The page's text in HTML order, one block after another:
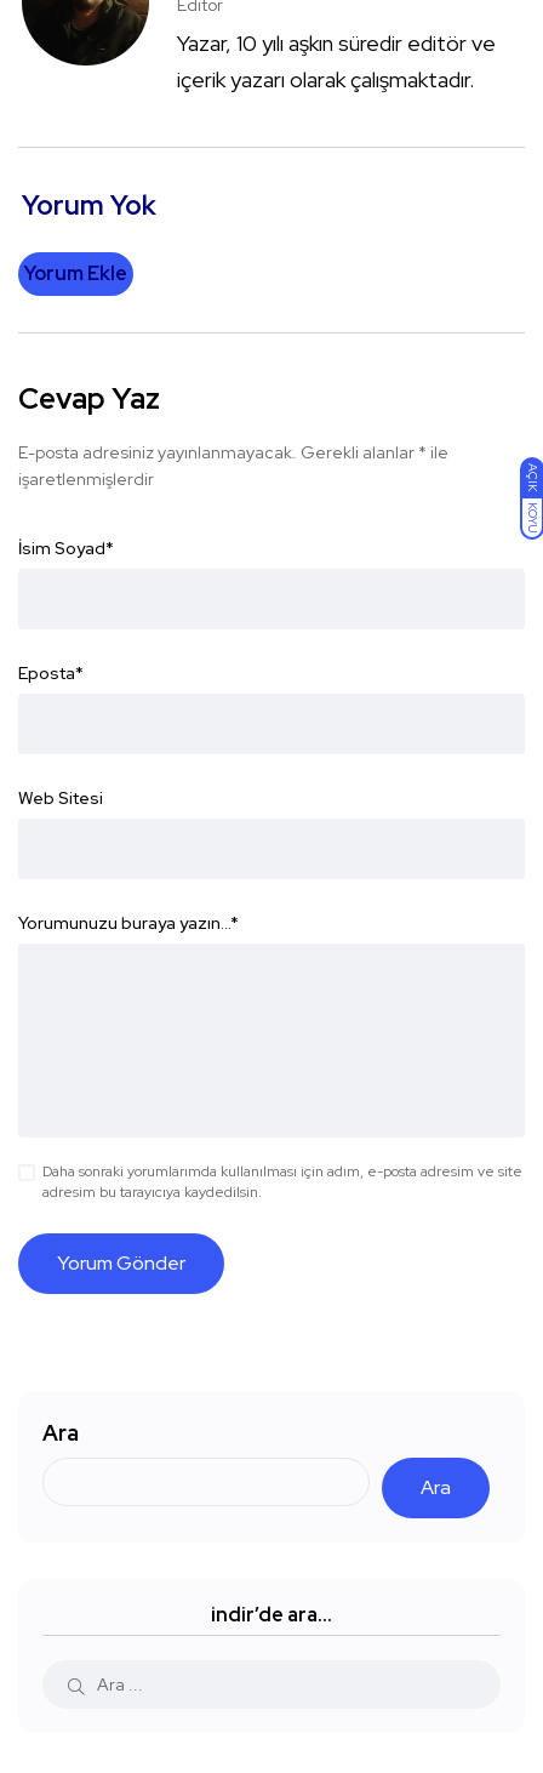
AÇIK
KOYU
Editör
Yazar, 10 yılı aşkın süredir editör ve
içerik yazarı olarak çalışmaktadır.
Yorum Yok
Yorum Ekle
Cevap Yaz
E-posta adresiniz yayınlanmayacak. Gerekli alanlar * ile
işaretlenmişlerdir
İsim Soyad*
Eposta*
Web Sitesi
Yorumunuzu buraya yazın...*
Daha sonraki yorumlarımda kullanılması için adım, e-posta adresim ve site
adresim bu tarayıcıya kaydedilsin.
Ara
Ara
indir’de ara…